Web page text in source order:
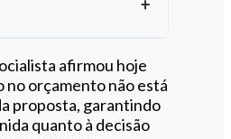
este artigoafirmou hoje
no orçamento não está
proposta, garantindo
quanto à decisão